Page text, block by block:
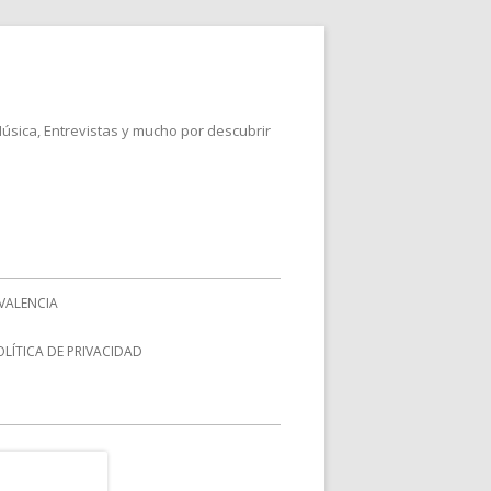
Entrevistas y mucho por descubrir
DE PRIVACIDAD